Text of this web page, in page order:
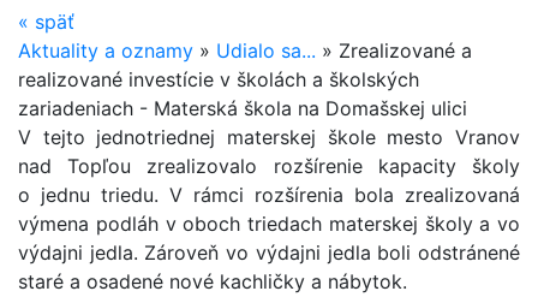
« späť
Aktuality a oznamy » Udialo sa... » Zrealizované a
realizované investície v školách a školských
zariadeniach - Materská škola na Domašskej ulici
V tejto jednotriednej materskej škole mesto Vranov
nad Topľou zrealizovalo rozšírenie kapacity školy
o jednu triedu. V rámci rozšírenia bola zrealizovaná
výmena podláh v oboch triedach materskej školy a vo
výdajni jedla. Zároveň vo výdajni jedla boli odstránené
staré a osadené nové kachličky a nábytok.